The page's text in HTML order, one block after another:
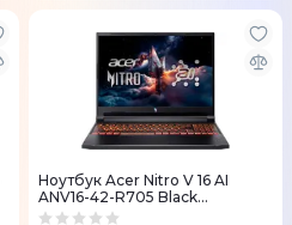
Ноутбук Acer Nitro V 16 AI
ANV16-42-R705 Black
(NH.U1JEU.007)